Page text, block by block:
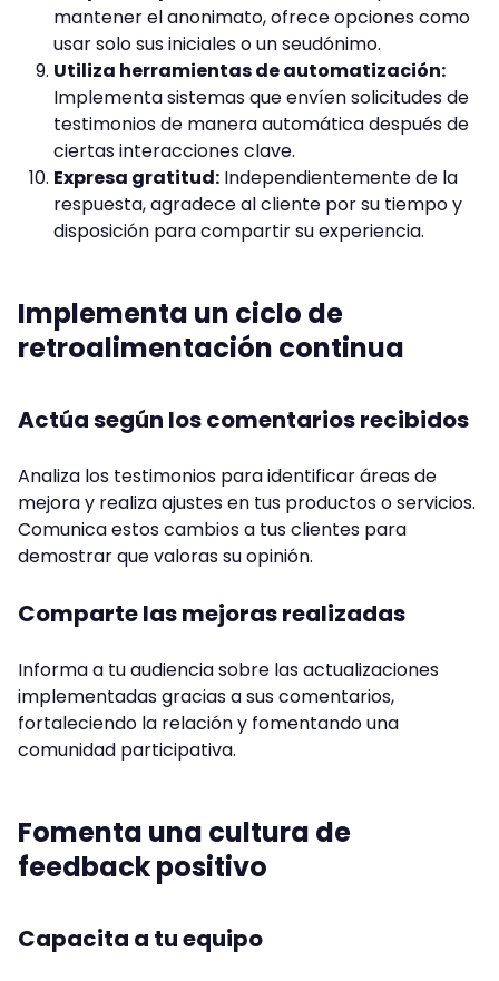
mantener el anonimato, ofrece opciones como
usar solo sus iniciales o un seudónimo.
Utiliza herramientas de automatización:
Implementa sistemas que envíen solicitudes de
testimonios de manera automática después de
ciertas interacciones clave.
Expresa gratitud: Independientemente de la
respuesta, agradece al cliente por su tiempo y
disposición para compartir su experiencia.
Implementa un ciclo de
retroalimentación continua
Actúa según los comentarios recibidos
Analiza los testimonios para identificar áreas de
mejora y realiza ajustes en tus productos o servicios.
Comunica estos cambios a tus clientes para
demostrar que valoras su opinión.
Comparte las mejoras realizadas
Informa a tu audiencia sobre las actualizaciones
implementadas gracias a sus comentarios,
fortaleciendo la relación y fomentando una
comunidad participativa.
Fomenta una cultura de
feedback positivo
Capacita a tu equipo